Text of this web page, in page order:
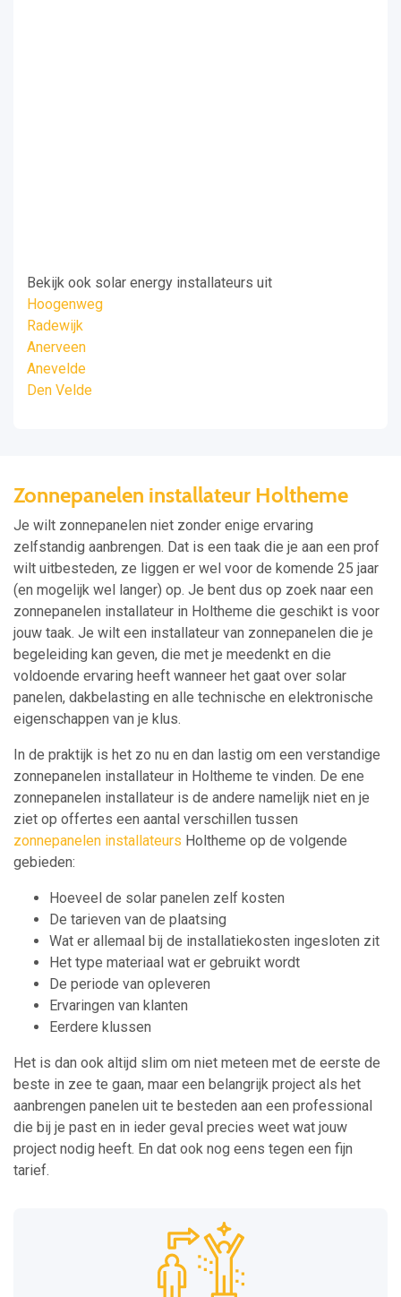
Bekijk ook solar energy installateurs uit
Hoogenweg
Radewijk
Anerveen
Anevelde
Den Velde
Zonnepanelen installateur Holtheme
Je wilt zonnepanelen niet zonder enige ervaring
zelfstandig aanbrengen. Dat is een taak die je aan een prof
wilt uitbesteden, ze liggen er wel voor de komende 25 jaar
(en mogelijk wel langer) op. Je bent dus op zoek naar een
zonnepanelen installateur in Holtheme die geschikt is voor
jouw taak. Je wilt een installateur van zonnepanelen die je
begeleiding kan geven, die met je meedenkt en die
voldoende ervaring heeft wanneer het gaat over solar
panelen, dakbelasting en alle technische en elektronische
eigenschappen van je klus.
In de praktijk is het zo nu en dan lastig om een verstandige
zonnepanelen installateur in Holtheme te vinden. De ene
zonnepanelen installateur is de andere namelijk niet en je
ziet op offertes een aantal verschillen tussen
zonnepanelen installateurs Holtheme op de volgende
gebieden:
Hoeveel de solar panelen zelf kosten
De tarieven van de plaatsing
Wat er allemaal bij de installatiekosten ingesloten zit
Het type materiaal wat er gebruikt wordt
De periode van opleveren
Ervaringen van klanten
Eerdere klussen
Het is dan ook altijd slim om niet meteen met de eerste de
beste in zee te gaan, maar een belangrijk project als het
aanbrengen panelen uit te besteden aan een professional
die bij je past en in ieder geval precies weet wat jouw
project nodig heeft. En dat ook nog eens tegen een fijn
tarief.